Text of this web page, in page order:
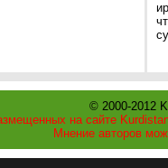
© 2000-2012
на сайте
Мнение авторов